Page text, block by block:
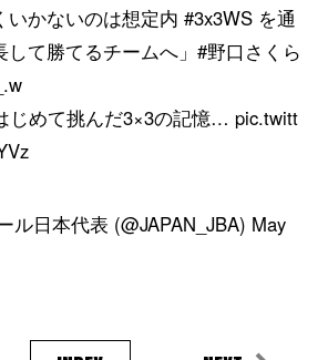
いかないのは想定内 #3x3WSを通
て勝てるチームへ」 #野口さくら
じめて挑んだ3×3の記憶… pic.twitt
日本代表 (@JAPAN_JBA) May